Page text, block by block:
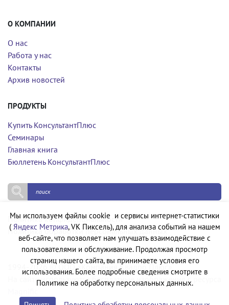
О КОМПАНИИ
О нас
Работа у нас
Контакты
Архив новостей
ПРОДУКТЫ
Купить КонсультантПлюс
Семинары
Главная книга
Бюллетень КонсультантПлюс
Политика конфиденциальности
Политика обработки персональных данных
1994-2026 © ООО «Компания Квадро Плюс»
На сайте используются бесплатные изображения с ресурса
Мы используем файлы cookie и сервисы интернет-статистики
( Яндекс Метрика, VK Пиксель), для анализа событий на нашем
веб-сайте, что позволяет нам улучшать взаимодействие с
пользователями и обслуживание. Продолжая просмотр
страниц нашего сайта, вы принимаете условия его
использования. Более подробные сведения смотрите в
Политике на обработку персональных данных.